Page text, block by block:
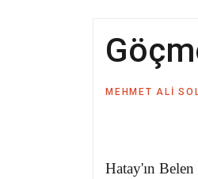
MEHMET ALI
Hatay'ın